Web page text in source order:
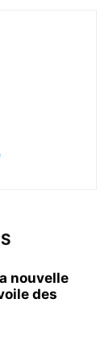
nouvelle
des